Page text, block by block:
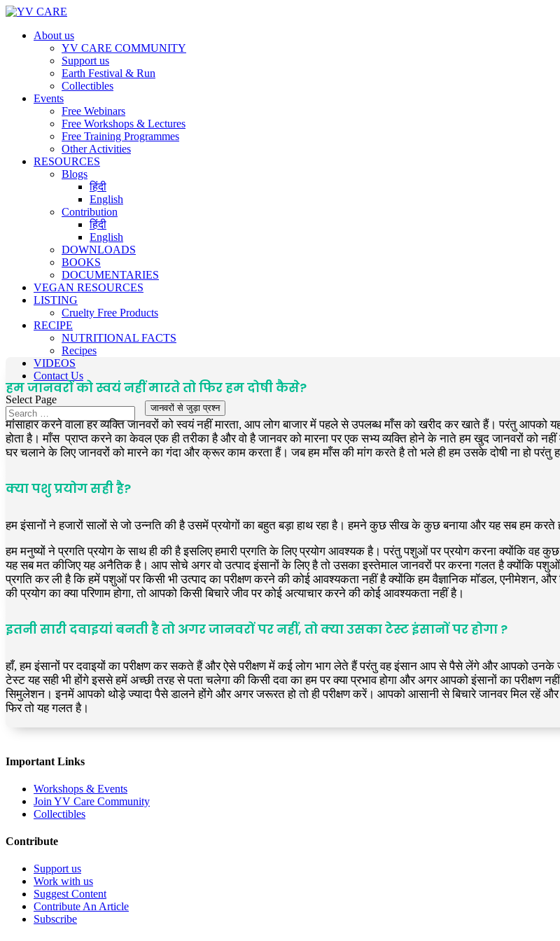
About us
YV CARE COMMUNITY
Support us
Earth Festival & Run
Collectibles
Events
Free Webinars
Free Workshops & Lectures
Free Training Programmes
Other Activities
RESOURCES
Blogs
हिंदी
English
Contribution
हिंदी
English
DOWNLOADS
BOOKS
DOCUMENTARIES
VEGAN RESOURCES
LISTING
Cruelty Free Products
RECIPE
NUTRITIONAL FACTS
Recipes
VIDEOS
Contact Us
Select Page
जानवरों से जुड़ा प्रश्न
हम जानवरों को स्वयं नहीं मारते तो फिर हम दोषी कैसे?
मांसाहार करने वाला हर व्यक्ति जानवरों को स्वयं नहीं मारता, आप लोग बाजार में पहले से उपलब्ध माँस को खरीद कर खाते हैं। परंतु आपको
होता है। माँस प्राप्त करने का केवल एक ही तरीका है और वो है जानवर को मारना पर एक सभ्य व्यक्ति होने के नाते हम खुद जानवरों को
घर चलाने के लिए जानवरों को मारने का गंदा और क्रूर काम करता हैं। जब हम माँस की मांग करते है तो भले ही हम उसके दोषी ना हो परंतु
क्या पशु प्रयोग सही है?
हम इंसानों ने हजारों सालों से जो उन्नति की है उसमें प्रयोगों का बहुत बड़ा हाथ रहा है। हमने कुछ सीख के कुछ बनाया और यह सब हम करते
हम मनुष्यों ने प्रगति प्रयोग के साथ ही की है इसलिए हमारी प्रगति के लिए प्रयोग आवश्यक है। परंतु पशुओं पर प्रयोग करना क्योंकि
यह सब मत कीजिए यह अनैतिक है। आप सोचे अगर वो उत्पाद इंसानों के लिए है तो उसका इस्तेमाल जानवरों पर करना गलत है क्योंकि पशुओं
प्रगति कर ली है कि हमें पशुओं पर किसी भी उत्पाद का परीक्षण करने की कोई आवश्यकता नहीं है क्योंकि हम वैज्ञानिक मॉडल,
की प्रयोग का क्या परिणाम होगा, तो आपको किसी बिचारे जीव पर कोई अत्याचार करने की कोई आवश्यकता नहीं है।
इतनी सारी दवाइयां बनती है तो अगर जानवरों पर नहीं, तो क्या उसका टेस्ट इंसानों पर होगा ?
हाँ, हम इंसानों पर दवाइयों का परीक्षण कर सकते हैं और ऐसे परीक्षण में कई लोग भाग लेते हैं परंतु वह इंसान आप से पैसे लेंगे और आपको उनके
टेस्ट यह सही भी होंगे इससे हमें अच्छी तरह से पता चलेगा की किसी दवा का हम पर क्या प्रभाव होगा और अगर आपको इंसानों का
सिमुलेशन। इनमें आपको थोड़े ज्यादा पैसे डालने होंगे और अगर जरूरत हो तो ही परीक्षण करें। आपको आसानी से बिचारे जानवर मिल रहें
फिर तो यह गलत है।
Important Links
Workshops & Events
Join YV Care Community
Collectibles
Contribute
Support us
Work with us
Suggest Content
Contribute An Article
Subscribe